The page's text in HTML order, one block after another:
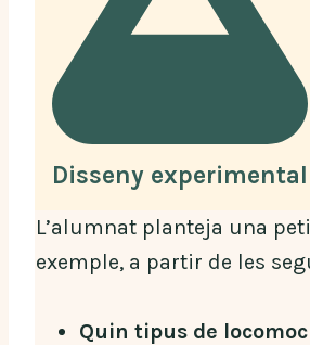
Disseny experimental
L’alumnat planteja una
exemple, a partir de les
Quin tipus de